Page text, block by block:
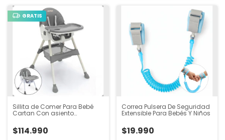
GRATIS
Sillita de Comer Para Bebé
Cartan Con asiento
$114.990
Correa Pulsera De Seguridad
Extensible Para Bebés Y Niños
$19.990